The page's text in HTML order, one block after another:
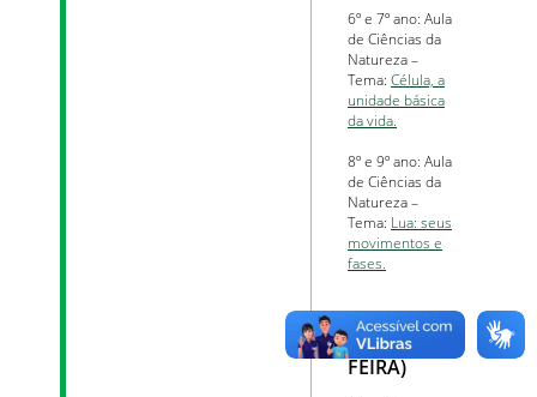
6º e 7º ano: Aula
de Ciências da
Natureza –
Tema: Célula, a
unidade básica
da vida.
8º e 9º ano: Aula
de Ciências da
Natureza –
Tema: Lua: seus
movimentos e
fases.
DIA 04/03
(QUINTA-
FEIRA)